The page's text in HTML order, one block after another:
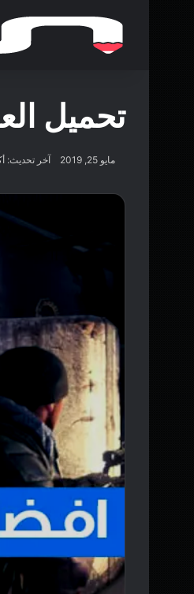
تحميل العاب
مايو 25, 2019 آخر تحديث: أكتوبر